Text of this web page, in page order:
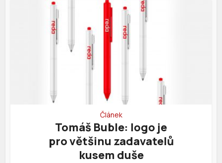
Článek
Tomáš Buble: logo je
pro většinu zadavatelů
kusem duše